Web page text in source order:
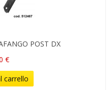
POST DX
€
carrello